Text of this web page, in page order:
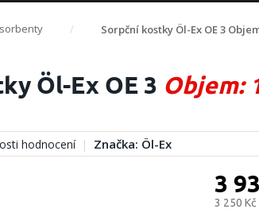
Sorpční kostky Öl-Ex OE 3
Öl-Ex OE 3 Objem:
hodnocení Značka: Öl-Ex
3
3 250 Kč